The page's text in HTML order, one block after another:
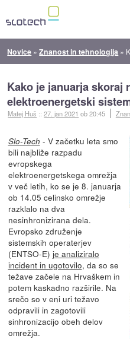
Novice »Znanost in tehnologija »
Kako je januarja skoraj
elektroenergetski
Matej Huš ::27. jan 2021 ob 20:45
Slo-Tech - V začetku leta smo
bili najbliže razpadu
evropskega
elektroenergetskega omrežja
v več letih, ko se je 8. januarja
ob 14.05 celinsko omrežje
razklalo na dva
nesinhronizirana dela.
Evropsko združenje
sistemskih operaterjev
(ENTSO-E) je analiziralo
incident in ugotovilo, da so se
težave začele na Hrvaškem in
potem kaskadno razširile. Na
srečo so v eni uri težavo
odpravili in zagotovili
sinhronizacijo obeh delov
omrežja.